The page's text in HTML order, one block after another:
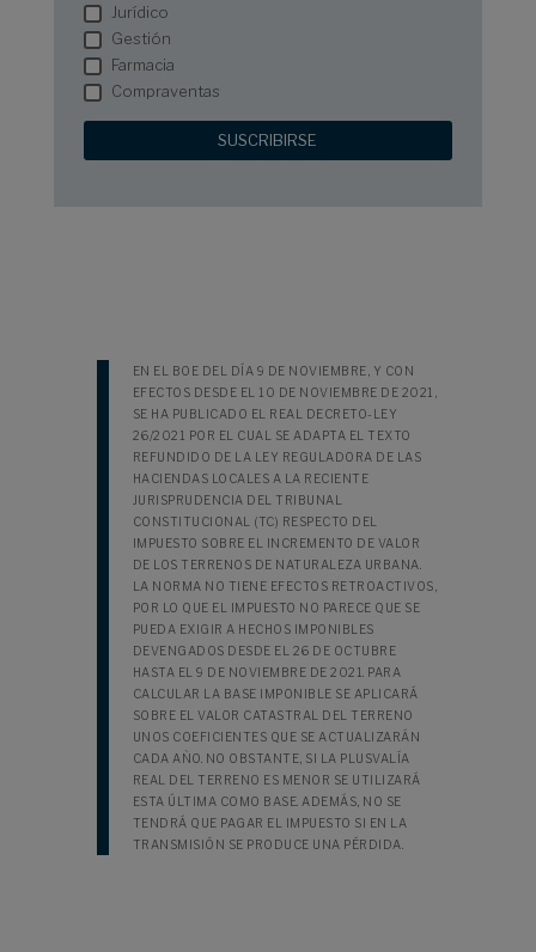
Jurídico
Gestión
Farmacia
Compraventas
SUSCRIBIRSE
EN EL BOE DEL DÍA 9 DE NOVIEMBRE, Y CON
EFECTOS DESDE EL 10 DE NOVIEMBRE DE 2021,
SE HA PUBLICADO EL REAL DECRETO-LEY
26/2021 POR EL CUAL SE ADAPTA EL TEXTO
REFUNDIDO DE LA LEY REGULADORA DE LAS
HACIENDAS LOCALES A LA RECIENTE
JURISPRUDENCIA DEL TRIBUNAL
CONSTITUCIONAL (TC) RESPECTO DEL
IMPUESTO SOBRE EL INCREMENTO DE VALOR
DE LOS TERRENOS DE NATURALEZA URBANA.
LA NORMA NO TIENE EFECTOS RETROACTIVOS,
POR LO QUE EL IMPUESTO NO PARECE QUE SE
PUEDA EXIGIR A HECHOS IMPONIBLES
DEVENGADOS DESDE EL 26 DE OCTUBRE
HASTA EL 9 DE NOVIEMBRE DE 2021. PARA
CALCULAR LA BASE IMPONIBLE SE APLICARÁ
SOBRE EL VALOR CATASTRAL DEL TERRENO
UNOS COEFICIENTES QUE SE ACTUALIZARÁN
CADA AÑO. NO OBSTANTE, SI LA PLUSVALÍA
REAL DEL TERRENO ES MENOR SE UTILIZARÁ
ESTA ÚLTIMA COMO BASE. ADEMÁS, NO SE
TENDRÁ QUE PAGAR EL IMPUESTO SI EN LA
TRANSMISIÓN SE PRODUCE UNA PÉRDIDA.